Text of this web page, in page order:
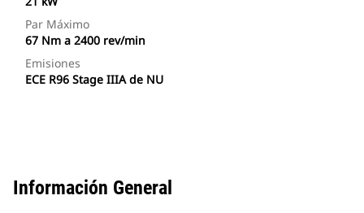
Par Máximo
67 Nm a 2400 rev/min
Emisiones
ECE R96 Stage IIIA de NU
Información General